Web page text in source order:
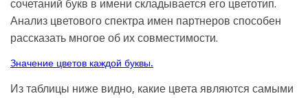
сочетаний букв в имени складывается его цветотип.
Анализ цветового спектра имен партнеров способен
рассказать многое об их совместимости.
Значение цветов каждой буквы.
Из таблицы ниже видно, какие цвета являются самыми